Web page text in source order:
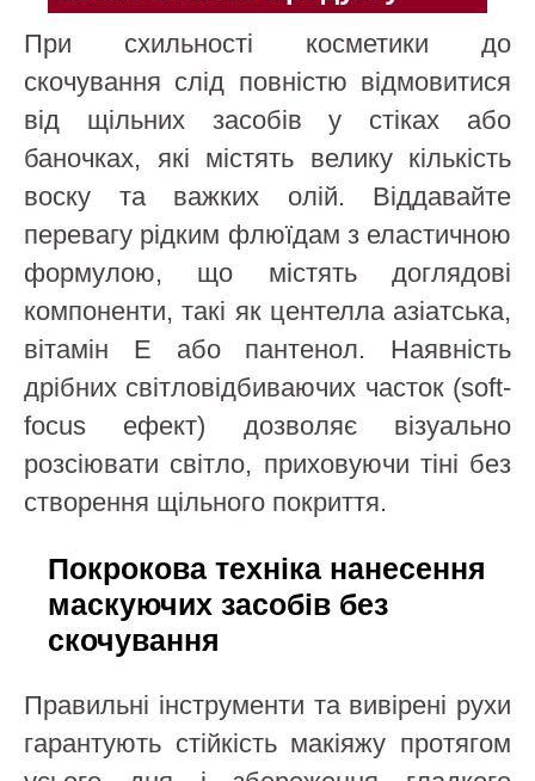
При схильності косметики до
скочування слід повністю відмовитися
від щільних засобів у стіках або
баночках, які містять велику кількість
воску та важких олій. Віддавайте
перевагу рідким флюїдам з еластичною
формулою, що містять доглядові
компоненти, такі як центелла азіатська,
вітамін E або пантенол. Наявність
дрібних світловідбиваючих часток (soft-
focus ефект) дозволяє візуально
розсіювати світло, приховуючи тіні без
створення щільного покриття.
Покрокова техніка нанесення
маскуючих засобів без
скочування
Правильні інструменти та вивірені рухи
гарантують стійкість макіяжу протягом